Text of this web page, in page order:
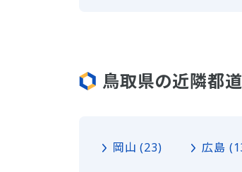
鳥取県の近隣都
岡山 (23) 広島